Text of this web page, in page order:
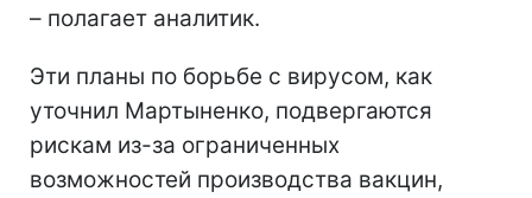
– полагает аналитик.
Эти планы по борьбе с вирусом, как
уточнил Мартыненко, подвергаются
рискам из-за ограниченных
возможностей производства вакцин,